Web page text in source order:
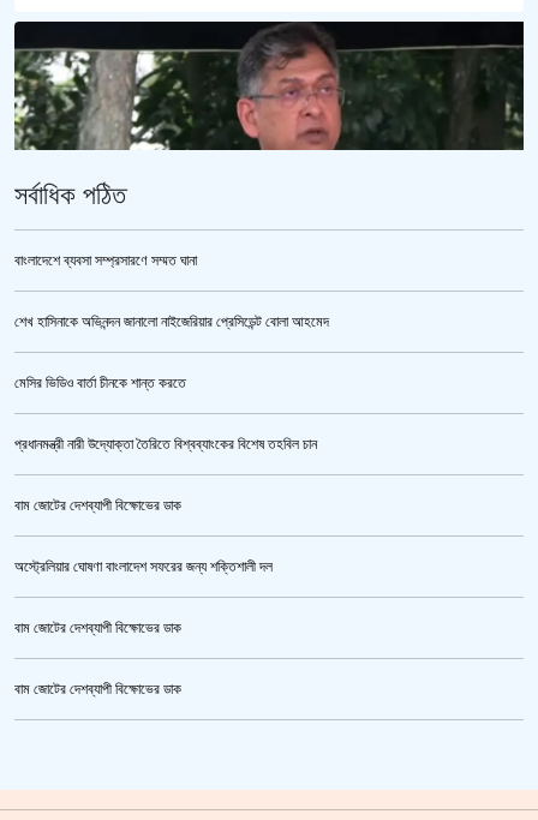
পুলিশ কোনো বিশেষ দলের বা গোষ্ঠীর লাঠিয়াল বাহিনী নয় : স্বরাষ্ট্রমন্ত্রী
সর্বাধিক পঠিত
বাংলাদেশে ব্যবসা সম্প্রসারণে সম্মত ঘানা
শেখ হাসিনাকে অভিনন্দন জানালো নাইজেরিয়ার প্রেসিডেন্ট বোলা আহমেদ
মেসির ভিডিও বার্তা চীনকে শান্ত করতে
প্রধানমন্ত্রী নারী উদ্যোক্তা তৈরিতে বিশ্বব্যাংকের বিশেষ তহবিল চান
বাম জোটের দেশব্যাপী বিক্ষোভের ডাক
অস্ট্রেলিয়ার ঘোষণা বাংলাদেশ সফরের জন্য শক্তিশালী দল
বাম জোটের দেশব্যাপী বিক্ষোভের ডাক
বাম জোটের দেশব্যাপী বিক্ষোভের ডাক
গাজীপুর মহাসড়ক অবরোধ,সিটি করপোরেশনের গাড়ি চাপায় শ্রমিক নিহত